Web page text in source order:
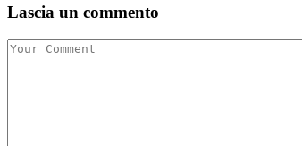
Lascia un commento